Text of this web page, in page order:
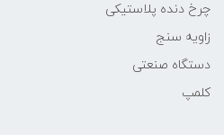
چرخ دنده پلاستیکی
زاویه سنج
دستگاه صنعتی
کلمپ